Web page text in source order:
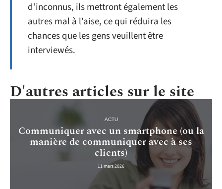
d’inconnus, ils mettront également les
autres mal à l’aise, ce qui réduira les
chances que les gens veuillent être
interviewés.
D'autres articles sur le site
ACTU
Communiquer avec un smartphone (ou la
manière de communiquer avec à ses
clients)
11 mars 2026